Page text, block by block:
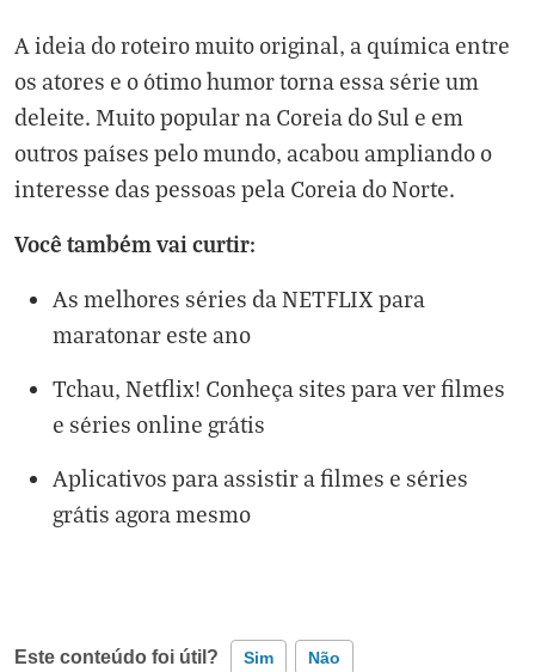
A ideia do roteiro muito original, a química entre
os atores e o ótimo humor torna essa série um
deleite. Muito popular na Coreia do Sul e em
outros países pelo mundo, acabou ampliando o
interesse das pessoas pela Coreia do Norte.
Você também vai curtir:
As melhores séries da NETFLIX para
maratonar este ano
Tchau, Netflix! Conheça sites para ver filmes
e séries online grátis
Aplicativos para assistir a filmes e séries
grátis agora mesmo
Este conteúdo foi útil? Sim Não